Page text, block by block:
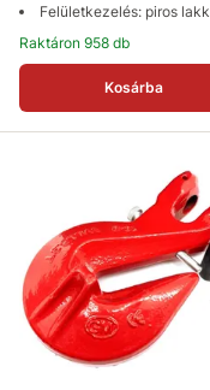
Felületkezelés: piros lakk
Raktáron 958 db
Kosárba